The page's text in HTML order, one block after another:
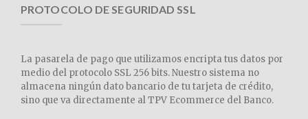
PROTOCOLO DE SEGURIDAD SSL
La pasarela de pago que utilizamos encripta tus datos por
medio del protocolo SSL 256 bits. Nuestro sistema no
almacena ningún dato bancario de tu tarjeta de crédito,
sino que va directamente al TPV Ecommerce del Banco.